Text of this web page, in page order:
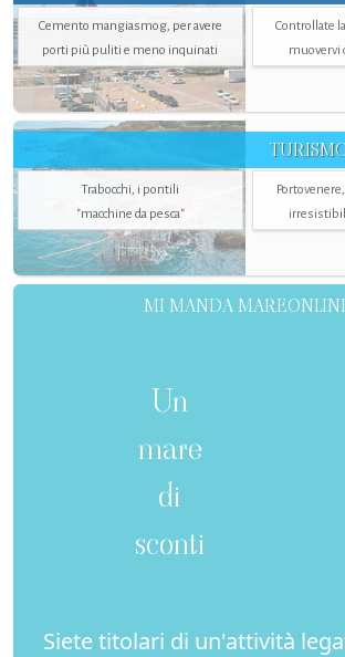
Cemento mangiasmog, per avere
porti più puliti e meno inquinati
Controllate
muovervi
Trabocchi, i pontili
"macchine da pesca"
MI MANDA
Un
mare
di
sconti
Siete titolari di un'attività